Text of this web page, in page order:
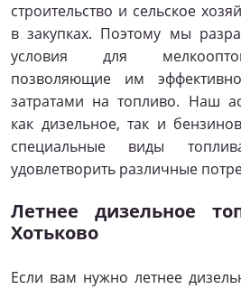
строительство и сельское
в закупках. Поэтому мы
условия для
позволяющие им
затратами на топливо. Наш
как дизельное, так и
специальные виды
удовлетворить различные
Летнее дизельное
Хотьково
Если вам нужно летнее